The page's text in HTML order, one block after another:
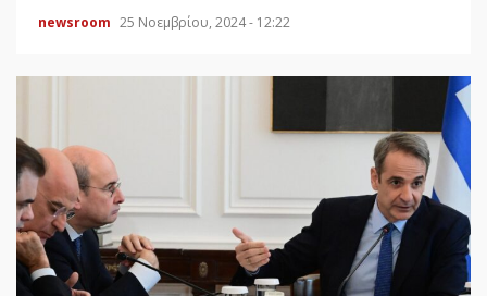
newsroom 25 Νοεμβρίου, 2024 - 12:22